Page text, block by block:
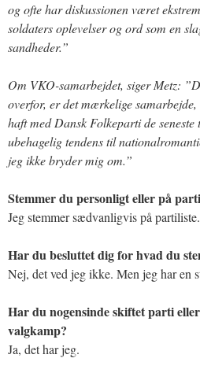
og ofte har diskussionen været
soldaters oplevelser og ord som en
sandheder.”
Om VKO-samarbejdet, siger Metz:
overfor, er det mærkelige
haft med Dansk Folkeparti de
ubehagelig tendens til
jeg ikke bryder mig om.”
Stemmer du personligt eller på
Jeg stemmer sædvanligvis på partiliste.
Har du besluttet dig for hvad du
Nej, det ved jeg ikke. Men jeg har en
Har du nogensinde skiftet parti
valgkamp?
Ja, det har jeg.